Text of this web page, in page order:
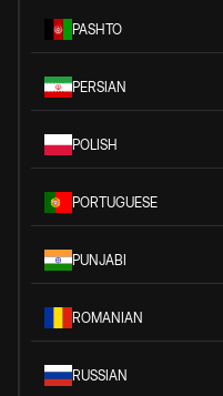
PASHTO
PERSIAN
POLISH
PORTUGUESE
PUNJABI
ROMANIAN
RUSSIAN